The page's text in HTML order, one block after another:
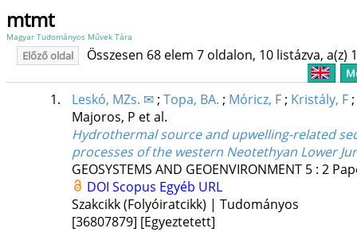
mtmt
Magyar Tudományos Művek Tára
Előző oldal Összesen 68 elem 7 oldalon, 10 listázva, a(z)
1. Leskó, MZs. ✉; Topa, BA. ; Móricz, F; Kristály, F;
Majoros, P et al.
Hydrothermal source and upwelling-related
processes of the western Neotethyan Lower
GEOSYSTEMS AND GEOENVIRONMENT 5: 2
DOI Scopus Egyéb URL
Szakcikk (Folyóiratcikk) | Tudományos
[36807879] [Egyeztetett]